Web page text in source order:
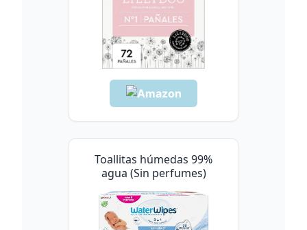
Toallitas húmedas 99%
agua (Sin perfumes)